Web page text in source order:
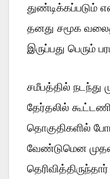
துண்டிக்கப்படும்
தனது சமூக
இருப்பது பெரும்
சமீபத்தில் நடந்து
தேர்தலில்
தொகுதிகளில்
வேண்டுமென
தெரிவித்திருந்தார்